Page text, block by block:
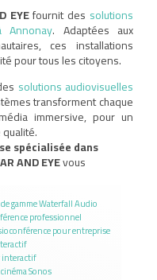
EYEfournit des solutions
Annonay. Adaptées aux
ces installations
pour tous les citoyens.
solutions audiovisuelles
transforment chaque
immersive, pour un
spécialisée dans
AND EYEvous
gamme Waterfall Audio
professionnel
pour entreprise
interactif
Sonos